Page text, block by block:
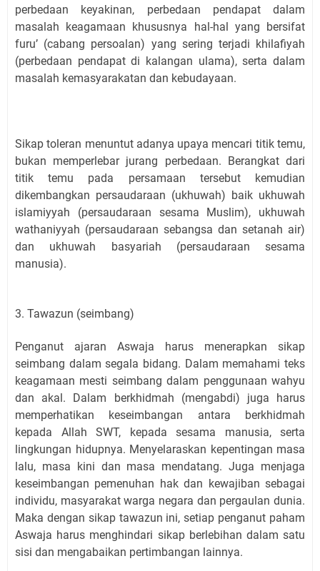
perbedaan keyakinan, perbedaan pendapat dalam
masalah keagamaan khususnya hal-hal yang bersifat
furu’ (cabang persoalan) yang sering terjadi khilafiyah
(perbedaan pendapat di kalangan ulama), serta dalam
masalah kemasyarakatan dan kebudayaan.
Sikap toleran menuntut adanya upaya mencari titik temu,
bukan memperlebar jurang perbedaan. Berangkat dari
titik temu pada persamaan tersebut kemudian
dikembangkan persaudaraan (ukhuwah) baik ukhuwah
islamiyyah (persaudaraan sesama Muslim), ukhuwah
wathaniyyah (persaudaraan sebangsa dan setanah air)
dan ukhuwah basyariah (persaudaraan sesama
manusia).
3. Tawazun (seimbang)
Penganut ajaran Aswaja harus menerapkan sikap
seimbang dalam segala bidang. Dalam memahami teks
keagamaan mesti seimbang dalam penggunaan wahyu
dan akal. Dalam berkhidmah (mengabdi) juga harus
memperhatikan keseimbangan antara berkhidmah
kepada Allah SWT, kepada sesama manusia, serta
lingkungan hidupnya. Menyelaraskan kepentingan masa
lalu, masa kini dan masa mendatang. Juga menjaga
keseimbangan pemenuhan hak dan kewajiban sebagai
individu, masyarakat warga negara dan pergaulan dunia.
Maka dengan sikap tawazun ini, setiap penganut paham
Aswaja harus menghindari sikap berlebihan dalam satu
sisi dan mengabaikan pertimbangan lainnya.